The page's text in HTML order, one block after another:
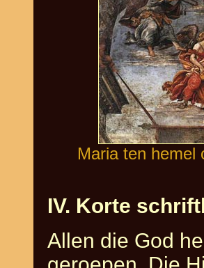
Maria ten hemel
IV. Korte
Allen die God